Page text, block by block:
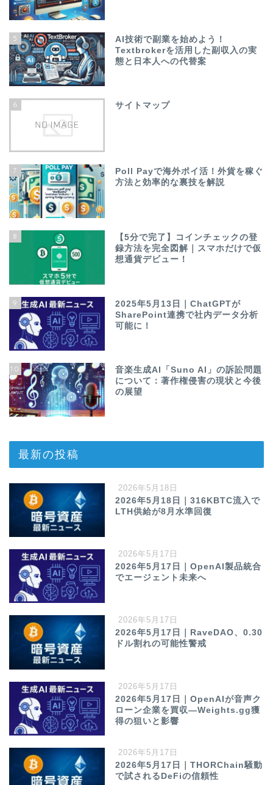
5
AI技術で副業を始めよう！
Textbrokerを活用した副収入の実
態と日本人への代替案
6 サイトマップ
7
Poll Payで海外ポイ活！外貨を稼ぐ
方法と効率的な裏技を解説
8
【5分で完了】コインチェックの登
録方法を完全図解｜スマホだけで仮
想通貨デビュー！
9
2025年5月13日｜ChatGPTが
SharePoint連携で社内データ分析
可能に！
10
音楽生成AI「Suno AI」の訴訟問題
について：著作権侵害の現状と今後
の展望
最新の投稿
2026年5月18日
2026年5月18日｜316KBTC流入で
LTH供給が8月水準回復
2026年5月17日
2026年5月17日｜OpenAI製品統合
でエージェント未来へ
2026年5月17日
2026年5月17日｜RaveDAO、0.30
ドル割れの可能性警戒
2026年5月17日
2026年5月17日｜OpenAIが音声ク
ローン企業を買収—Weights.gg獲
得の狙いと影響
2026年5月17日
2026年5月17日｜THORChain騒動
で試されるDeFiの信頼性